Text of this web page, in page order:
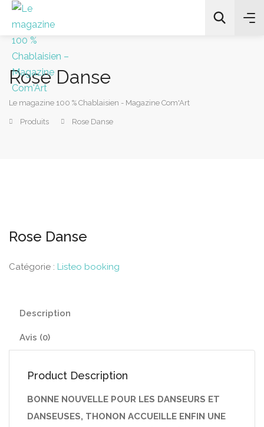
Rose Danse
Le magazine 100 % Chablaisien - Magazine Com'Art
Produits Rose Danse
Rose Danse
Catégorie : Listeo booking
Description
Avis (0)
Product Description
BONNE NOUVELLE POUR LES DANSEURS ET
DANSEUSES, THONON ACCUEILLE ENFIN UNE